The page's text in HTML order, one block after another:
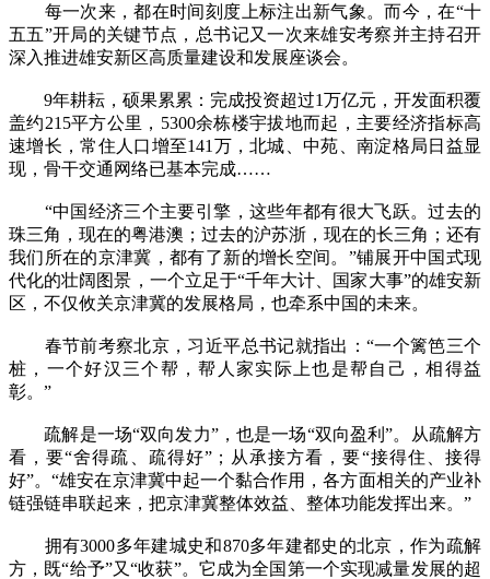
每一次来，都在时间刻度上标注出新气象。而今，在“十
五五”开局的关键节点，总书记又一次来雄安考察并主持召开
深入推进雄安新区高质量建设和发展座谈会。
9年耕耘，硕果累累：完成投资超过1万亿元，开发面积覆
盖约215平方公里，5300余栋楼宇拔地而起，主要经济指标高
速增长，常住人口增至141万，北城、中苑、南淀格局日益显
现，骨干交通网络已基本完成……
“中国经济三个主要引擎，这些年都有很大飞跃。过去的
珠三角，现在的粤港澳；过去的沪苏浙，现在的长三角；还有
我们所在的京津冀，都有了新的增长空间。”铺展开中国式现
代化的壮阔图景，一个立足于“千年大计、国家大事”的雄安新
区，不仅攸关京津冀的发展格局，也牵系中国的未来。
春节前考察北京，习近平总书记就指出：“一个篱笆三个
桩，一个好汉三个帮，帮人家实际上也是帮自己，相得益
彰。”
疏解是一场“双向发力”，也是一场“双向盈利”。从疏解方
看，要“舍得疏、疏得好”；从承接方看，要“接得住、接得
好”。“雄安在京津冀中起一个黏合作用，各方面相关的产业补
链强链串联起来，把京津冀整体效益、整体功能发挥出来。”
拥有3000多年建城史和870多年建都史的北京，作为疏解
方，既“给予”又“收获”。它成为全国第一个实现减量发展的超